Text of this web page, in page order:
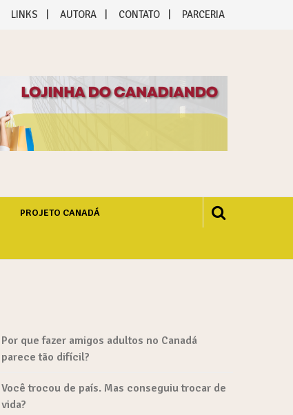
LINKS AUTORA CONTATO PARCERIA
PROJETO CANADÁ
Por que fazer amigos adultos no Canadá
parece tão difícil?
Você trocou de país. Mas conseguiu trocar de
vida?